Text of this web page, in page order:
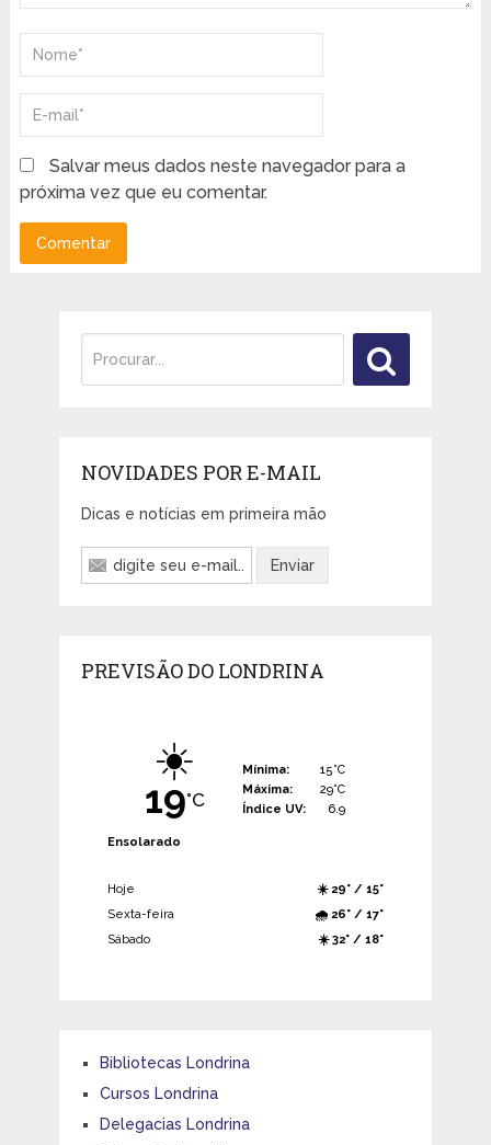
Salvar meus dados neste navegador para a
próxima vez que eu comentar.
NOVIDADES POR E-MAIL
Dicas e notícias em primeira mão
PREVISÃO DO LONDRINA
☀️
19°C
Mínima:
15°C
Máxima:
29°C
Índice UV:
6.9
Ensolarado
Hoje
☀️ 29° / 15°
Sexta-feira
🌧️ 26° / 17°
Sábado
☀️ 32° / 18°
Bibliotecas Londrina
Cursos Londrina
Delegacias Londrina